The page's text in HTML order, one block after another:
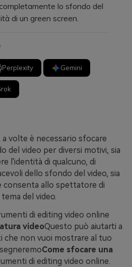
lo sfondo del
di un green screen.
Perplexity Gemini
a volte è necessario sfocare
del video per diversi motivi, sia
l'identità di qualcuno, di
dello sfondo del video, sia
consenta allo spettatore di
del video.
di editing video online
videoQuesto può aiutarti a
che non vuoi mostrare al tuo
Come sfocare una
di editing video online.